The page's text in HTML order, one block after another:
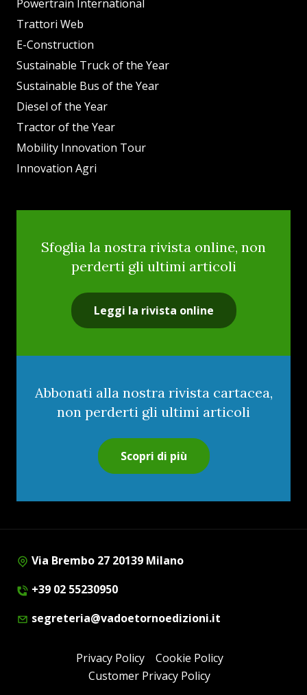
Powertrain International
Trattori Web
E-Construction
Sustainable Truck of the Year
Sustainable Bus of the Year
Diesel of the Year
Tractor of the Year
Mobility Innovation Tour
Innovation Agri
Sfoglia la nostra rivista online, non
perderti gli ultimi articoli
Leggi la rivista online
Abbonati alla nostra rivista cartacea,
non perderti gli ultimi articoli
Scopri di più
Via Brembo 27 20139 Milano
+39 02 55230950
segreteria@vadoetornoedizioni.it
Privacy Policy
Cookie Policy
Customer Privacy Policy